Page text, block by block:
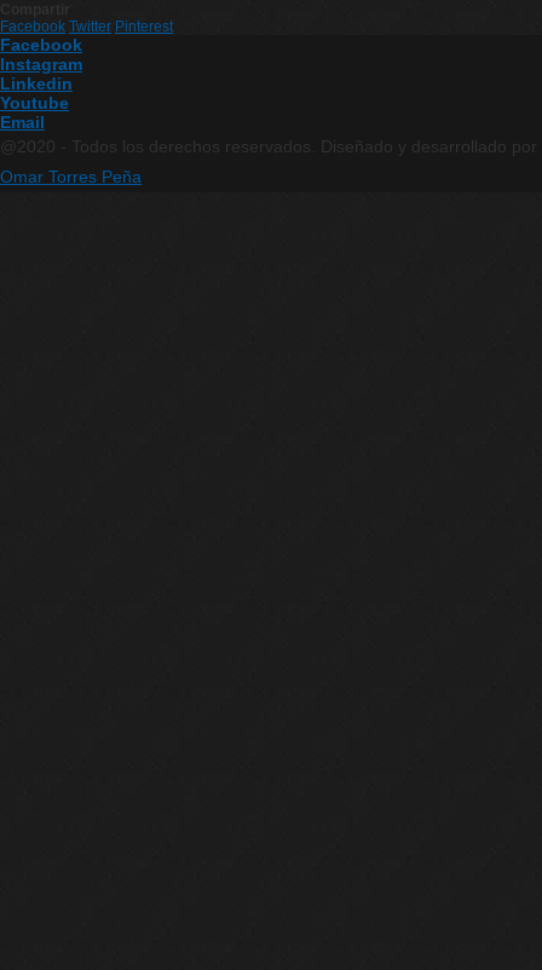
Compartir
Facebook Twitter Pinterest
Facebook
Instagram
Linkedin
Youtube
Email
@2020 - Todos los derechos reservados. Diseñado y desarrollado por
Omar Torres Peña